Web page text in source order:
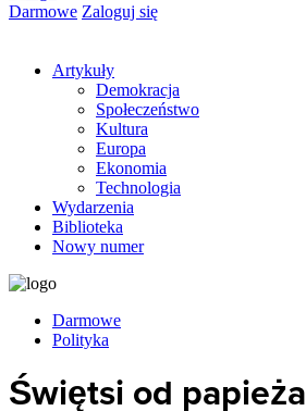
Darmowe Zaloguj się
Artykuły
Demokracja
Społeczeństwo
Kultura
Europa
Ekonomia
Technologia
Wydarzenia
Biblioteka
Nowy numer
Darmowe
Polityka
Świętsi od papieża